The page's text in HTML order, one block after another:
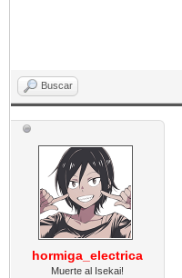
Buscar
hormiga_electrica
Muerte al Isekai!